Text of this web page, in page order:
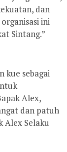
dan
ini
Sintang.”
kue sebagai
Alex,
dan patuh
Alex Selaku